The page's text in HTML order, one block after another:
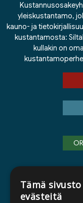
yleiskustantamo,
kauno- ja
kustantamosta:
kullakin on
Tämä
evästeitä